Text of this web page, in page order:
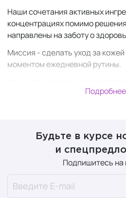
Наши сочетания активных
концентрациях помимо
направлены на заботу о
Миссия - сделать уход за
моментом ежедневной рутины.
естественной красоты наПодробнее
Будьте в курсе
и
Подпишитесь на